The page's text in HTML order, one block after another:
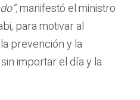
manifestó el ministro
para motivar al
prevención y la
importar el día y la